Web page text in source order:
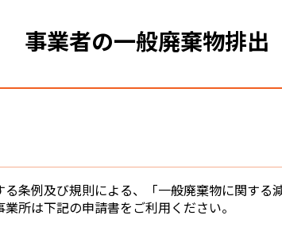
事業者の一般廃棄物排出
条例及び規則による、「一般廃棄物に関する
所は下記の申請書をご利用ください。